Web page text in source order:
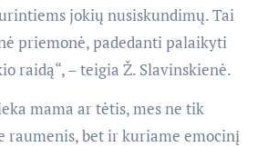
jokių nusiskundimų. Tai
priemonė, padedanti palaikyti
raidą“, – teigia Ž. Slavinskienė.
mama ar tėtis, mes ne tik
raumenis, bet ir kuriame emocinį